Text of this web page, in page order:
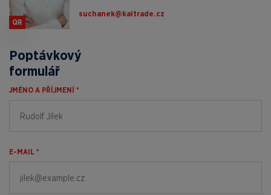
QR
zc.edartiak@kenahcus
Poptávkový
formulář
JMÉNO A PŘÍJMENÍ *
E-MAIL *